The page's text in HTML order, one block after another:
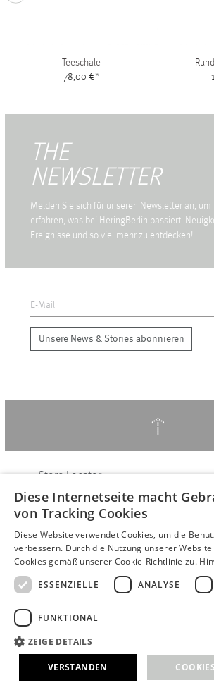
Teeschale
78,00 €*
THE
NEWSLETTER
Melden Sie sich für unseren Newsletter an, um
erfahren, was bei HeringBerlin passiert.
Ereignisse und so viel mehr zu entdecken!
Unsere News & Stories abonnieren
↑
Store Locator
Über Hering Berlin
Kundenservice
Kontakt
VERTRAG WIDERRUFEN
AGB
Barrierefreiheitserklärung
B2B login
© 2026 · Stefanie Hering - Berlin
Diese Internetseite macht
von Tracking Cookies
Diese Website verwendet Cookies, um die
verbessern. Durch die Nutzung unserer
Cookies gemäß unserer Cookie-Richtlinie zu.
ESSENZIELLE
ANALYSE
FUNKTIONAL
ZEIGE DETAILS
VERSTANDEN